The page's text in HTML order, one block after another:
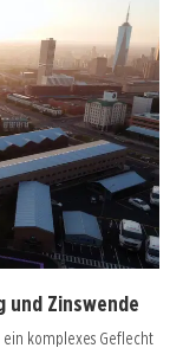
und Zinswende
komplexes Geflecht